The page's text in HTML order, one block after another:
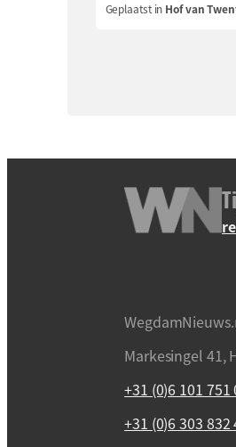
Geplaatst in Hof van
Markesingel 41,
+31 (0)6 101 751
+31 (0)6 303 832